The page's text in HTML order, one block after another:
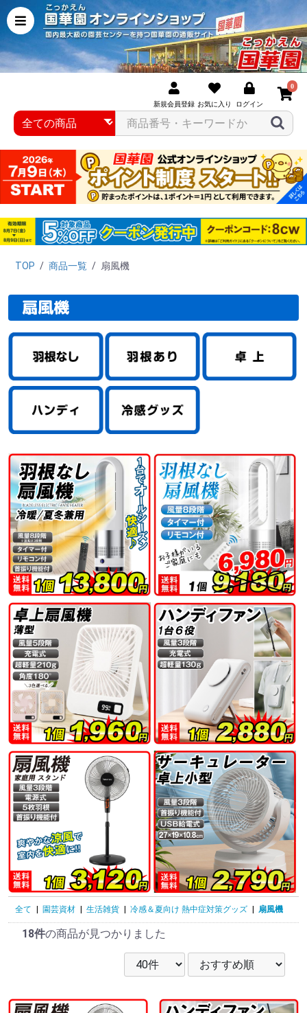
新規会員登録 お気に入り ログイン
0
TOP / 商品一覧 / 扇風機
扇風機
全て | 園芸資材 | 生活雑貨 | 冷感＆夏向け 熱中症対策グッズ | 扇風機
18件の商品が見つかりました